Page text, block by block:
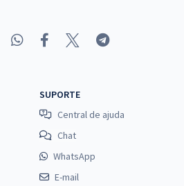
R$ 231,92
à vista
ComprarSUPORTE
Central de ajuda
Chat
WhatsApp
E-mail